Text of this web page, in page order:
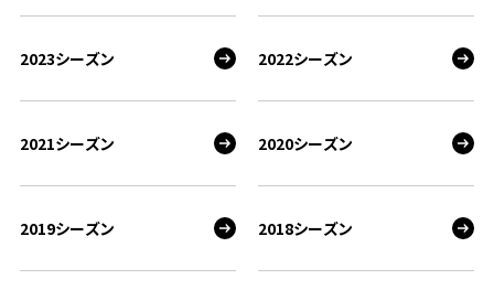
2023シーズン 2022シーズン
2021シーズン 2020シーズン
2019シーズン 2018シーズン